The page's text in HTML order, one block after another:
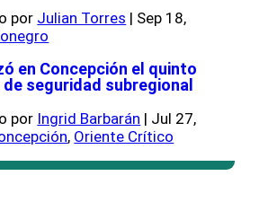
por Julian Torres | Sep 18,
en Concepción el quinto
seguridad subregional
por Ingrid Barbarán | Jul 27,
, Oriente Crítico